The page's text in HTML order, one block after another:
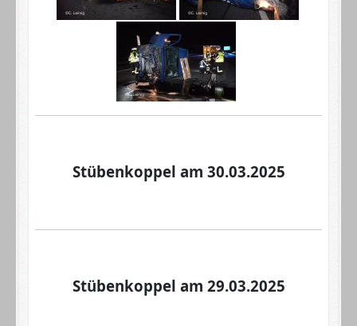
Stübenkoppel am 30.03.2025
Stübenkoppel am 29.03.2025